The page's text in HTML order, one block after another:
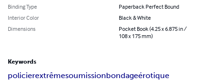
Binding Type
Paperback Perfect Bound
Interior Color
Black & White
Dimensions
Pocket Book (4.25 x 6.875 in /
108 x 175 mm)
Keywords
policierextrêmesoumissionbondageérotique